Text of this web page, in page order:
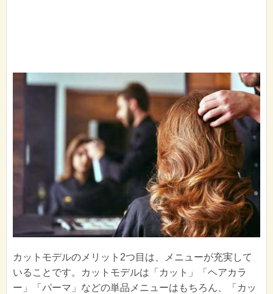
カットモデルのメリット2つ目は、メニューが充実して
いることです。カットモデルは「カット」「ヘアカラ
ー」「パーマ」などの単品メニューはもちろん、「カッ